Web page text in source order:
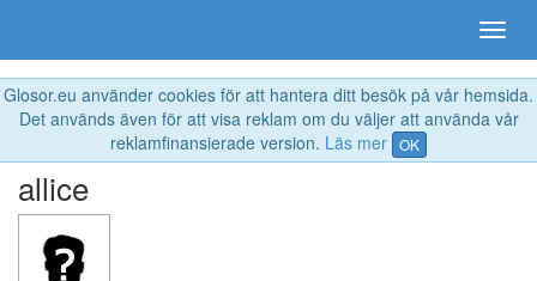
Glosor.eu använder cookies för att hantera ditt besök på vår hemsida.
Det används även för att visa reklam om du väljer att använda vår
reklamfinansierade version. Läs mer OK
allice